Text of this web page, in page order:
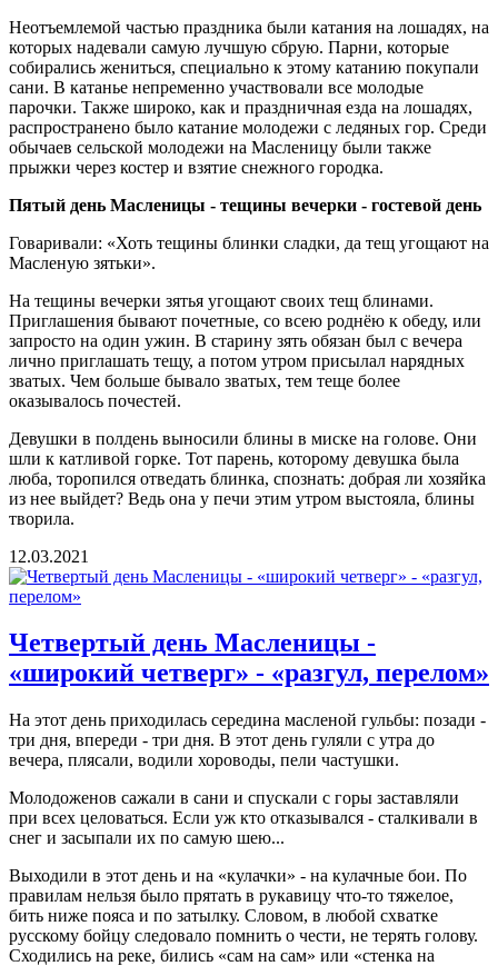
Неотъемлемой частью праздника были катания на лошадях, на
которых надевали самую лучшую сбрую. Парни, которые
собирались жениться, специально к этому катанию покупали
сани. В катанье непременно участвовали все молодые
парочки. Также широко, как и праздничная езда на лошадях,
распространено было катание молодежи с ледяных гор. Среди
обычаев сельской молодежи на Масленицу были также
прыжки через костер и взятие снежного городка.
Пятый день Масленицы - тещины вечерки - гостевой день
Говаривали: «Хоть тещины блинки сладки, да тещ угощают на
Масленую зятьки».
На тещины вечерки зятья угощают своих тещ блинами.
Приглашения бывают почетные, со всею роднёю к обеду, или
запросто на один ужин. В старину зять обязан был с вечера
лично приглашать тещу, а потом утром присылал нарядных
зватых. Чем больше бывало зватых, тем теще более
оказывалось почестей.
Девушки в полдень выносили блины в миске на голове. Они
шли к катливой горке. Тот парень, которому девушка была
люба, торо­пился отведать блинка, спознать: добрая ли хозяйка
из нее выйдет? Ведь она у печи этим утром выстояла, блины
творила.
12.03.2021
Четвертый день Масленицы -
«широкий четверг» - «разгул, перелом»
На этот день приходилась середина масленой гульбы: позади -
три дня, впереди - три дня. В этот день гуляли с утра до
вечера, плясали, водили хороводы, пели частушки.
Молодоженов сажали в сани и спускали с горы заставляли
при всех целоваться. Если уж кто отказывался - сталкивали в
снег и за­сыпали их по самую шею...
Выходили в этот день и на «кулачки» - на кулачные бои. По
правилам нельзя было прятать в рукавицу что-то тяжелое,
бить ниже пояса и по затылку. Словом, в любой схватке
русскому бойцу следовало помнить о чести, не терять голову.
Сходились на реке, бились «сам на сам» или «стенка на